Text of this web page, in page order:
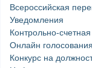
Всероссийская
Уведомления
Контрольно-
Онлайн
Конкурс на